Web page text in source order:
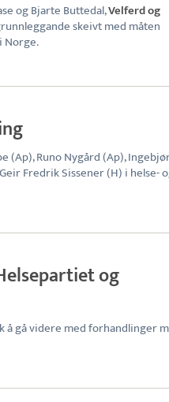
og Bjarte Buttedal,Velferd og
skeivt med måten
Norge.
(Ap), Runo Nygård (Ap),
Fredrik Sissener (H) i helse-
og
å gå videre med forhandlinger